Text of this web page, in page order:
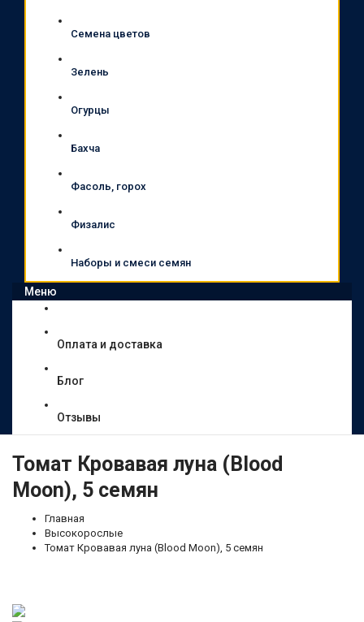
Семена цветов
Зелень
Огурцы
Бахча
Фасоль, горох
Физалис
Наборы и смеси семян
Меню
Оплата и доставка
Блог
Отзывы
Томат Кровавая луна (Blood
Moon), 5 семян
Главная
Высокорослые
Томат Кровавая луна (Blood Moon), 5 семян